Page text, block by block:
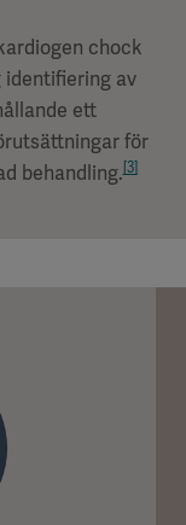
chock
identifiering av
ett
för
behandling.[3]